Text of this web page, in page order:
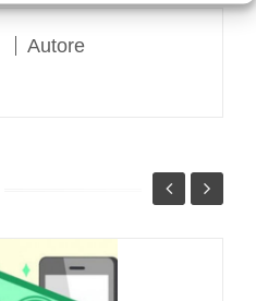
Autore